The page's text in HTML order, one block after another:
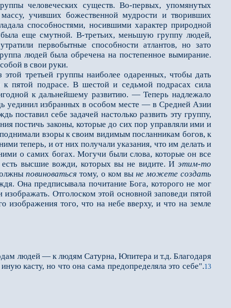
человеческих существ. Во-первых, упомянутых
учивших божественной мудрости и творивших
способностями, носившими характер природной
еще смутной. В-третьих, меньшую группу людей,
первобытные способности атлантов, но зато
людей была обречена на постепенное вымирание.
в свои руки.
этой третьей группы наиболее одаренных, чтобы дать
к пятой подрасе. В шестой и седьмой подрасах сила
к дальнейшему развитию. — Теперь надлежало
уединил избранных в особом месте — в Средней Азии
себе задачей настолько развить эту группу,
постичь законы, которые до сих пор управляли ими и
взоры к своим видимым посланникам богов, к
теперь, и от них получали указания, что им делать и
о самих богах. Могучи были слова, которые он все
есть высшие вожди, которых вы не видите. Иэтим-то
повиноваться тому, о ком вы не можете создать
Она предписывала почитание Бога, которого не мог
Отголоском этой основной заповеди пятой
изображения того, что на небе вверху, и что на земле
людей — к людям Сатурна, Юпитера и т.д. Благодаря
касту, но что она сама предопределяла это себе".13